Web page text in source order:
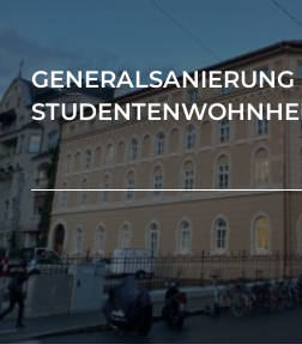
GENERALSANIERUNG